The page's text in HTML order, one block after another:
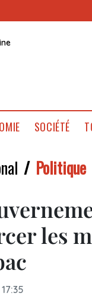
SOCIÉTÉ
Politique
les